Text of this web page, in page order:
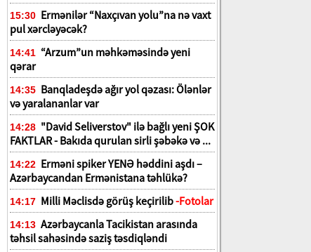
15:30 Ermənilər “Naxçıvan yolu”na nə vaxt
pul xərcləyəcək?
14:41 “Arzum”un məhkəməsində yeni
qərar
14:35 Banqladeşdə ağır yol qəzası: Ölənlər
və yaralananlar var
14:28 "David Seliverstov" ilə bağlı yeni ŞOK
FAKTLAR - Bakıda qurulan sirli şəbəkə və ...
14:22 Erməni spiker YENƏ həddini aşdı –
Azərbaycandan Ermənistana təhlükə?
14:17 Milli Məclisdə görüş keçirilib-Fotolar
14:13 Azərbaycanla Tacikistan arasında
təhsil sahəsində saziş təsdiqləndi